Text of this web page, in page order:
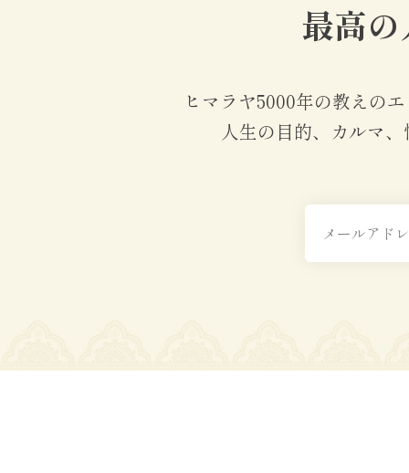
最高
ヒマラヤ5000年の教えの
人生の目的、カルマ